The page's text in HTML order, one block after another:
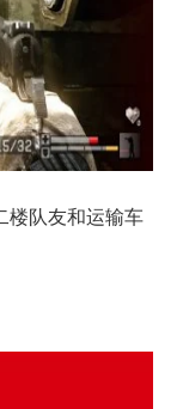
队友和运输车